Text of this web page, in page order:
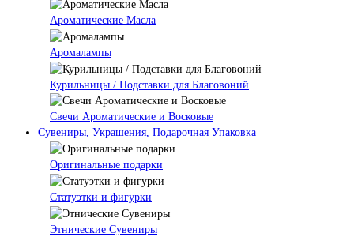
Ароматические Масла
Аромалампы
Курильницы / Подставки для Благовоний
Свечи Ароматические и Восковые
Сувениры, Украшения, Подарочная Упаковка
Оригинальные подарки
Статуэтки и фигурки
Этнические Сувениры